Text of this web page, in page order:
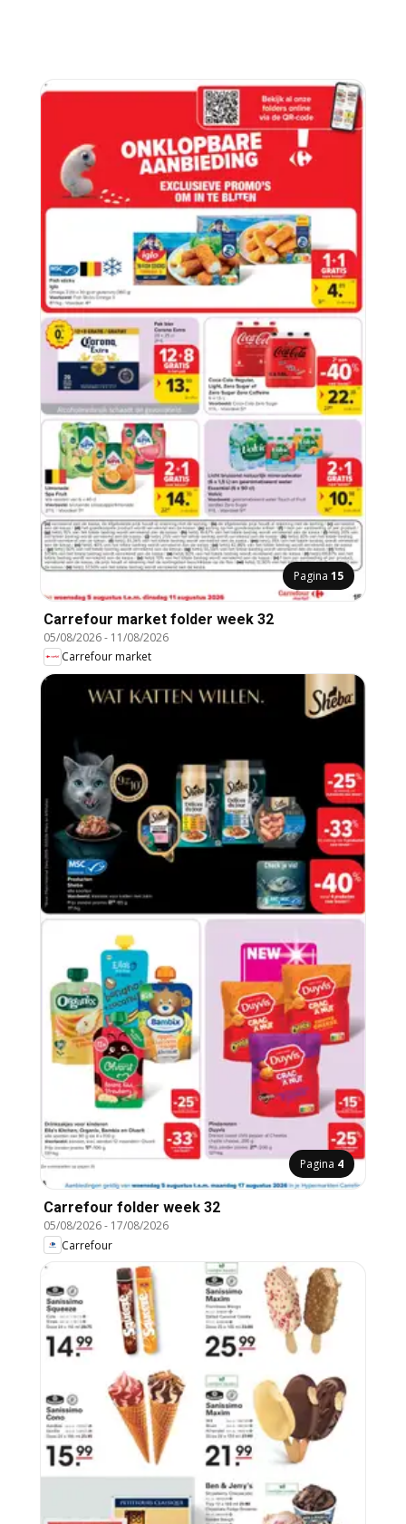
Pagina 15
Carrefour market folder week 32
05/08/2026- 11/08/2026
Carrefour market
Pagina 4
Carrefour folder week 32
05/08/2026- 17/08/2026
Carrefour